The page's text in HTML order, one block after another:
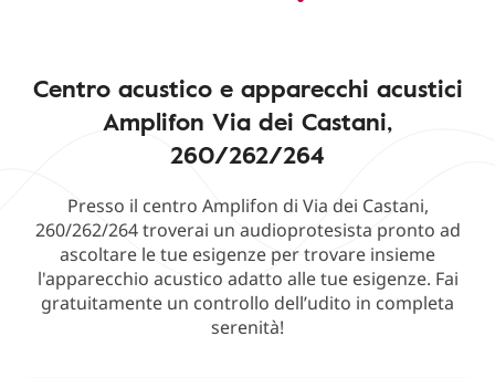
Centro acustico e apparecchi acustici
Amplifon Via dei Castani,
260/262/264
Presso il centro Amplifon di Via dei Castani,
260/262/264 troverai un audioprotesista pronto ad
ascoltare le tue esigenze per trovare insieme
l'apparecchio acustico adatto alle tue esigenze. Fai
gratuitamente un controllo dell’udito in completa
serenità!